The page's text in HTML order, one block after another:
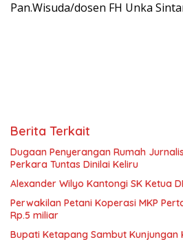
Pan.Wisuda/dosen FH Unka
Berita Terkait
Dugaan Penyerangan Rumah
Perkara Tuntas Dinilai Keliru
Alexander Wilyo Kantongi SK Ketua
Perwakilan Petani Koperasi MKP
Rp.5 miliar
Bupati Ketapang Sambut Kunjungan